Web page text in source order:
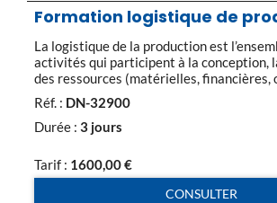
Formation logistique de
La logistique de la production est
activités qui participent à la conception,
des ressources (matérielles, financières,
l’ordonnancement, l’enregistrement des
production et le contrôle des activités de
l’entreprise. L’objectif de la logistique de
améliorant de manière continue les flux
fournisseurs […]
Réf. : DN-32900
Durée : 3 jours
Tarif : 1600,00€
CONSULTER